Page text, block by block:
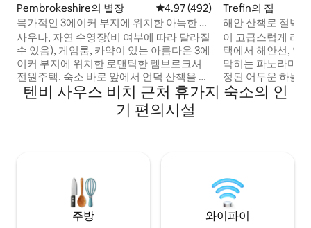
Pembrokeshire의 별장 평점 4.97점(5점 만점), 후기 492
4.97 (492)
목가적인 3에이커 부지에 위치한 아늑한 웨
일스 전원주택
사우나, 자연 수영장(비 여부에 따라 달라질
수 있음), 게임룸, 카약이 있는 아름다운 3에
이커 부지에 위치한 로맨틱한 펨브로크셔
전원주택. 숙소 바로 앞에서 언덕 산책을 즐
길 수 있으며, 근처에 멋진 해변과 절벽 산책
로가 있습니다. 편안한 킹사이즈 침대에서
별을 감상하세요. 장작을 태우는 난로(무료
스 등). 예의 바른 개 2마리를 환영합니다.
Trefin의 집
해안 산책로 절벽
택
이 고급스럽게 리
택에서 해안선, 일
막히는 파노라마
정된 어두운 하늘
으며, 사람이 없는
있습니다. 파도를
를 제공합니다.
텐비 사우스 비치 근처 휴가지 숙소의 인
기 편의시설
주방 와이파이